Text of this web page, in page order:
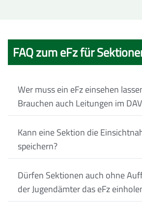
FAQ zum eFz für
Wer muss ein eFz einsehen
Brauchen auch Leitungen im
Kann eine Sektion die
speichern?
Dürfen Sektionen auch ohne
der Jugendämter das eFz